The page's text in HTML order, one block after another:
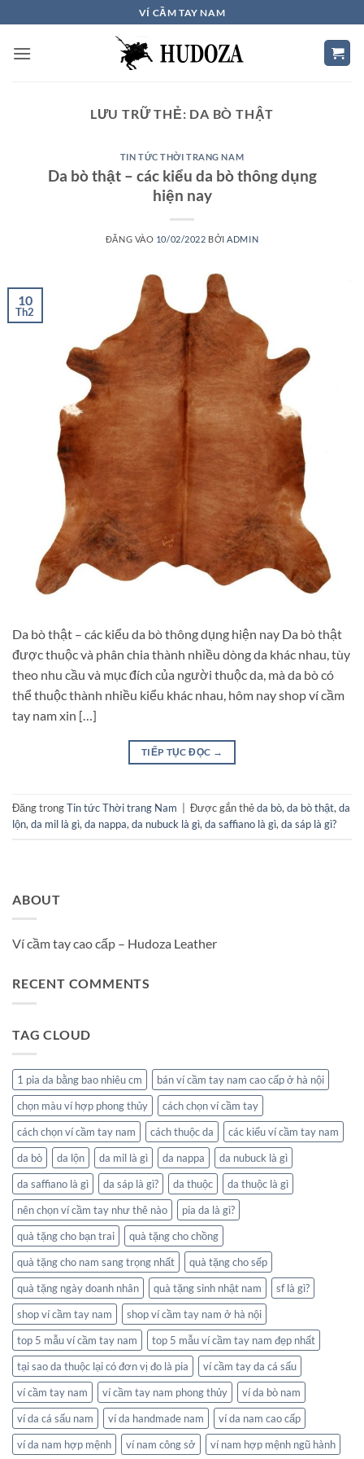
qua
nội
VÍ CẦM TAY NAM
LƯU TRỮ THẺ: DA BÒ THẬT
TIN TỨC THỜI TRANG NAM
Da bò thật – các kiểu da bò thông dụng
hiện nay
ĐĂNG VÀO 10/02/2022 BỞI ADMIN
10
Th2
Da bò thật – các kiểu da bò thông dụng hiện nay Da bò thật
được thuộc và phân chia thành nhiều dòng da khác nhau, tùy
theo nhu cầu và mục đích của người thuộc da, mà da bò có
thể thuộc thành nhiều kiểu khác nhau, hôm nay shop ví cầm
tay nam xin […]
TIẾP TỤC ĐỌC →
Đăng trongTin tức Thời trang Nam Được gắn thẻda bò, da bò thật, da
lộn, da mil là gì, da nappa, da nubuck là gì, da saffiano là gì, da sáp là gì?
ABOUT
Ví cầm tay cao cấp – Hudoza Leather
RECENT COMMENTS
TAG CLOUD
1 pia da bằng bao nhiêu cm
bán ví cầm tay nam cao cấp ở hà nội
chọn màu ví hợp phong thủy
cách chọn ví cầm tay
cách chọn ví cầm tay nam
cách thuộc da
các kiểu ví cầm tay nam
da bò
da lộn da mil là gì da nappa
da nubuck là gì
da saffiano là gì
da sáp là gì? da thuộc
da thuộc là gì
nên chọn ví cầm tay như thê nào
pia da là gì?
quà tặng cho bạn trai
quà tặng cho chồng
quà tặng cho nam sang trọng nhất
quà tặng cho sếp
quà tặng ngày doanh nhân
quà tặng sinh nhật nam
sf là gì?
shop ví cầm tay nam
shop ví cầm tay nam ở hà nội
top 5 mẫu ví cầm tay nam
top 5 mẫu ví cầm tay nam đẹp nhất
tại sao da thuộc lại có đơn vị đo là pia
ví cầm tay da cá sấu
ví cầm tay nam
ví cầm tay nam phong thủy
ví da bò nam
ví da cá sấu nam
ví da handmade nam
ví da nam cao cấp
ví da nam hợp mệnh
ví nam công sở ví nam hợp mệnh ngũ hành